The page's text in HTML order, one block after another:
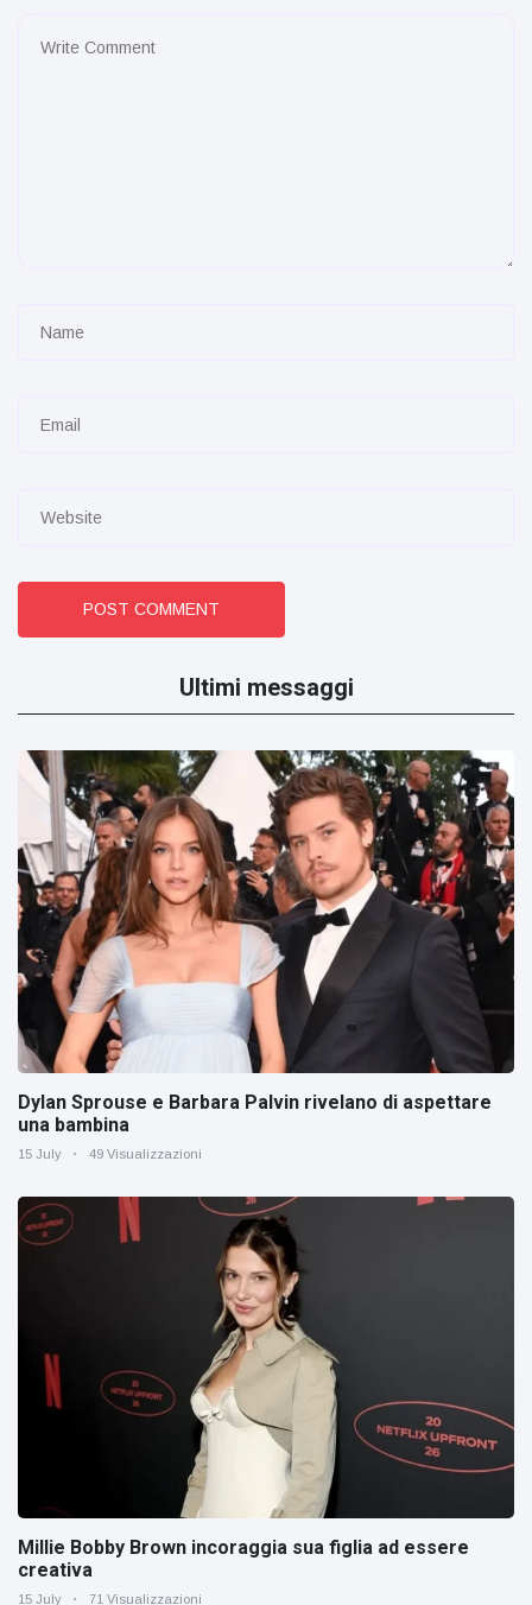
POST COMMENT
Ultimi messaggi
Dylan Sprouse e Barbara Palvin rivelano di aspettare
una bambina
15 July 49 Visualizzazioni
Millie Bobby Brown incoraggia sua figlia ad essere
creativa
15 July 71 Visualizzazioni